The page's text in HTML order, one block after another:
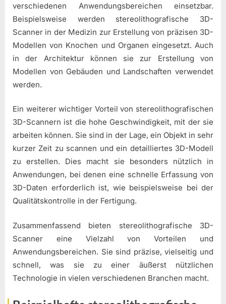
verschiedenen Anwendungsbereichen einsetzbar.
Beispielsweise werden stereolithografische 3D-
Scanner in der Medizin zur Erstellung von präzisen 3D-
Modellen von Knochen und Organen eingesetzt. Auch
in der Architektur können sie zur Erstellung von
Modellen von Gebäuden und Landschaften verwendet
werden.
Ein weiterer wichtiger Vorteil von stereolithografischen
3D-Scannern ist die hohe Geschwindigkeit, mit der sie
arbeiten können. Sie sind in der Lage, ein Objekt in sehr
kurzer Zeit zu scannen und ein detailliertes 3D-Modell
zu erstellen. Dies macht sie besonders nützlich in
Anwendungen, bei denen eine schnelle Erfassung von
3D-Daten erforderlich ist, wie beispielsweise bei der
Qualitätskontrolle in der Fertigung.
Zusammenfassend bieten stereolithografische 3D-
Scanner eine Vielzahl von Vorteilen und
Anwendungsbereichen. Sie sind präzise, vielseitig und
schnell, was sie zu einer äußerst nützlichen
Technologie in vielen verschiedenen Branchen macht.